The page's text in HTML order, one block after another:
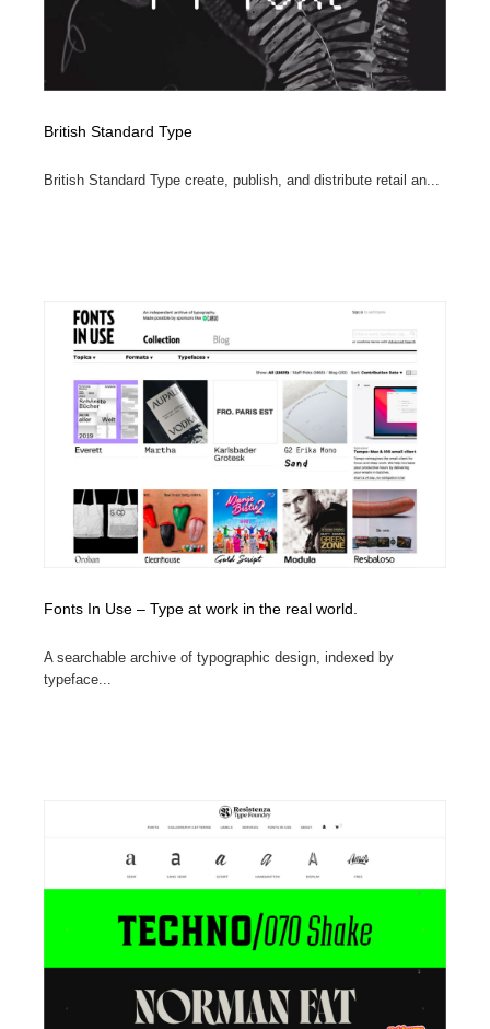
British Standard Type
British Standard Type create, publish, and distribute retail an...
Fonts In Use – Type at work in the real world.
A searchable archive of typographic design, indexed by
typeface...